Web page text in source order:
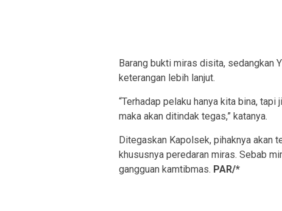
Barang bukti miras disita, sedangkan
keterangan lebih lanjut.
“Terhadap pelaku hanya kita bina,
maka akan ditindak tegas,” katanya.
Ditegaskan Kapolsek, pihaknya akan
khususnya peredaran miras. Sebab
gangguan kamtibmas. PAR/*